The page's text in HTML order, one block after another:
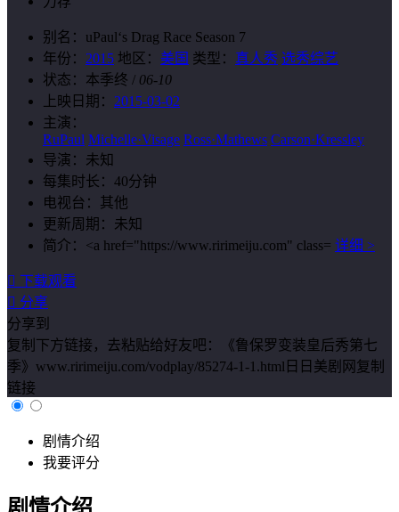
别名： uPaul‘s Drag Race Season 7
年份： 2015 地区： 美国 类型： 真人秀 选秀综艺
状态： 本季终 / 06-10
上映日期： 2015-03-02
主演：
RuPaul Michelle·Visage Ross·Mathews Carson·Kressley
导演： 未知
每集时长： 40分钟
电视台： 其他
更新周期： 未知
简介： <a href="https://www.ririmeiju.com" class= 详细 >
 下载观看
 分享
分享到
复制下方链接，去粘贴给好友吧：
《鲁保罗变装皇后秀第七
季》www.ririmeiju.com/vodplay/85274-1-1.html日日美剧网 复制
链接
剧情介绍
我要评分
剧情介绍